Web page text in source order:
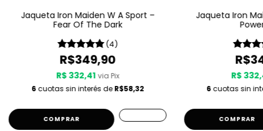
Jaqueta Iron Maiden W A Sport –
Fear Of The Dark
(4)
R$349,90
R$ 332,41 via Pix
6 cuotas sin interés deR$58,32
COMPRAR
Jaqueta Iron
R$
6 cuotas sin
COMPRAR